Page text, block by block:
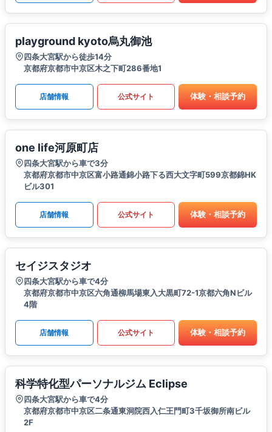
playground kyoto烏丸御池
四条大宮駅から徒歩14分
京都府京都市中京区木之下町286番地1
店舗情報 公式サイト 体験・相談予約
one life河原町店
四条大宮駅から車で3分
京都府京都市中京区富小路通錦小路下る西大文字町599京都錦HK
ビル301
店舗情報 公式サイト 体験・相談予約
セイジスタジオ
四条大宮駅から車で4分
京都府京都市中京区六角通柳馬場東入大黒町72-1京都六角Nビル
4階
店舗情報 公式サイト 体験・相談予約
科学特化型パーソナルジム Eclipse
四条大宮駅から車で4分
京都府京都市中京区二条通東洞院西入仁王門町3千坂御所南ビル
2F